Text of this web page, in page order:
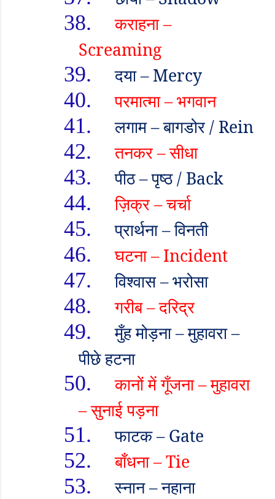
38. कराहना–
Screaming
39. दया– Mercy
40. परमात्मा–भगवान
41. लगाम–बागडोर / Rein
42. तनकर–सीधा
43. पीठ–पृष्ठ / Back
44. ज़िक्र–चर्चा
45. प्रार्थना–विनती
46. घटना– Incident
47. विश्वास–भरोसा
48. गरीब–दरिद्र
49. मुँह मोड़ना–मुहावरा–
पीछे हटना
50. कानों में गूँजना–मुहावरा
–सुनाई पड़ना
51. फाटक– Gate
52. बाँधना– Tie
53. स्नान–नहाना